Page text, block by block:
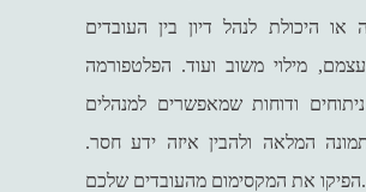
או היכולת לנהל דיון בין העובדים
מילוי משוב ועוד. הפלטפורמה
ודוחות שמאפשרים למנהלים
המלאה ולהבין איזה ידע חסר.
הפיקו את המקסימום מהעובדים שלכם.